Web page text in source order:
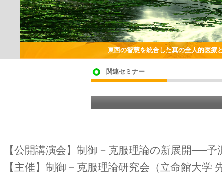
東西の智慧を統合した真の全人的医療
関連セミナー
【公開講演会】制御－克服理論の新展開──
【主催】制御－克服理論研究会（⽴命館⼤